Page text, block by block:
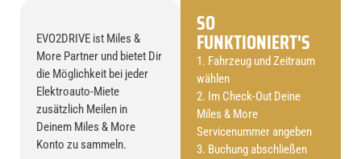
EVO2DRIVE ist Miles &
More Partner und bietet Dir
die Möglichkeit bei jeder
Elektroauto-Miete
zusätzlich Meilen in
Deinem Miles & More
Konto zu sammeln.
SO
FUNKTIONIERT'S
1. Fahrzeug und Zeitraum
wählen
2. Im Check-Out Deine
Miles & More
Servicenummer angeben
3. Buchung abschließen